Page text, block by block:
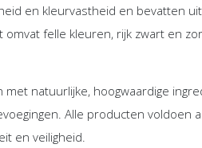
en kleurvastheid en bevatten
felle kleuren, rijk zwart en
natuurlijke, hoogwaardige
Alle producten voldoen
en veiligheid.